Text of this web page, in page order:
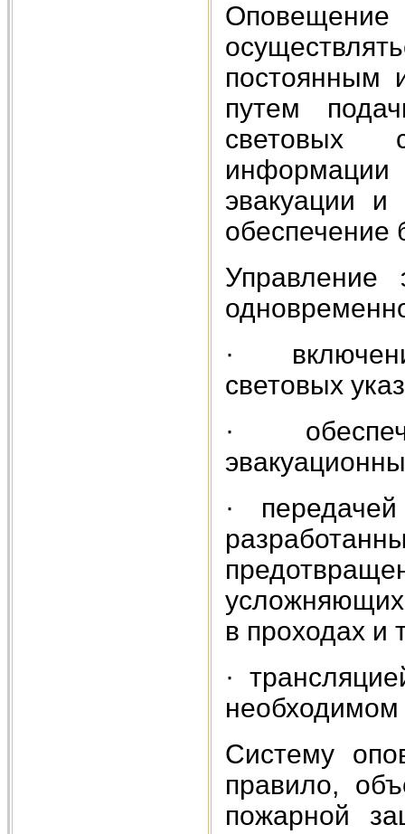
постоянным
путем
световых
информации
эвакуации и
обеспечение
Управление
·
световых
·
·
усложняющих
в проходах и
·
Систему
правило,
пожарной